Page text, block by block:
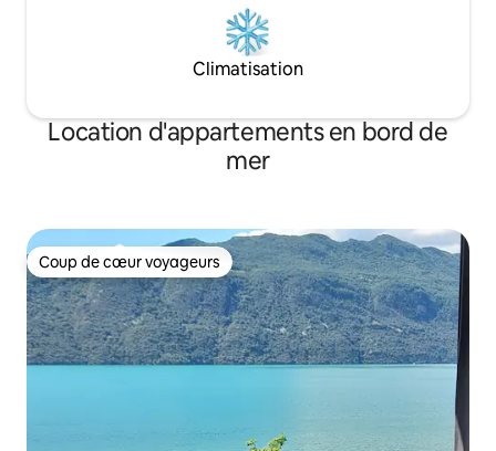
Climatisation
Location d'appartements en bord de
mer
Coup de cœur voyageurs
Coup de cœur voyageurs